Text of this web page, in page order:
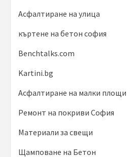
Асфалтиране на улица
къртене на бетон софия
Benchtalks.com
Kartini.bg
Асфалтиране на малки площи
Ремонт на покриви София
Материали за свещи
Щамповане на Бетон